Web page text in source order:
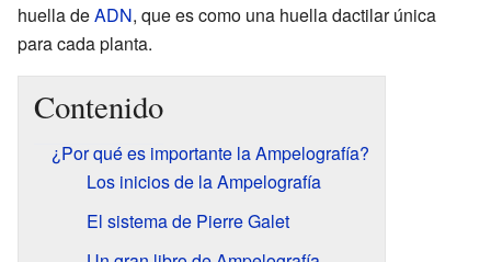
huella deADN, que es como una huella dactilar única
para cada planta.
Contenido
¿Por qué es importante la Ampelografía?
Los inicios de la Ampelografía
El sistema de Pierre Galet